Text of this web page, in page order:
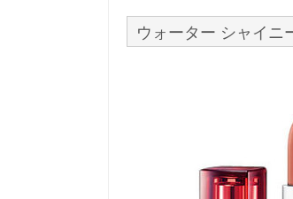
ウォーター シャイニ